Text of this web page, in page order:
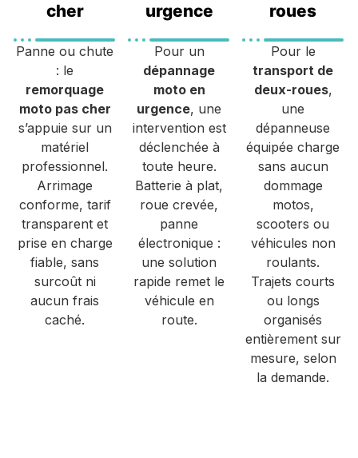
cher
Panne ou chute
: le
remorquage
moto pas cher
s’appuie sur un
matériel
professionnel.
Arrimage
conforme, tarif
transparent et
prise en charge
fiable, sans
surcoût ni
aucun frais
caché.
urgence
Pour un
dépannage
moto en
urgence, une
intervention est
déclenchée à
toute heure.
Batterie à plat,
roue crevée,
panne
électronique :
une solution
rapide remet le
véhicule en
route.
roues
Pour le
transport de
deux-roues,
une
dépanneuse
équipée charge
sans aucun
dommage
motos,
scooters ou
véhicules non
roulants.
Trajets courts
ou longs
organisés
entièrement sur
mesure, selon
la demande.